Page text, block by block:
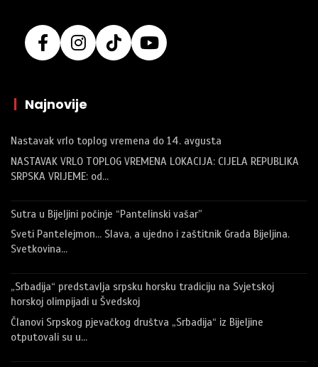
| Najnovije
Nastavak vrlo toplog vremena do 14. avgusta
NASTAVAK VRLO TOPLOG VREMENA LOKACIJA: CIJELA REPUBLIKA
SRPSKA VRIJEME: od…
Sutra u Bijeljini počinje “Pantelinski vašar”
Sveti Pantelejmon… Slava, a ujedno i zaštitnik Grada Bijeljina.
Svetkovina…
„Srbadija“ predstavlja srpsku horsku tradiciju na Svjetskoj
horskoj olimpijadi u Švedskoj
Članovi Srpskog pjevačkog društva „Srbadija“ iz Bijeljine
otputovali su u…